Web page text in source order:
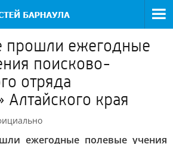
прошли ежегодные
поисково-
отряда
Алтайского края
ежегодные полевые учения